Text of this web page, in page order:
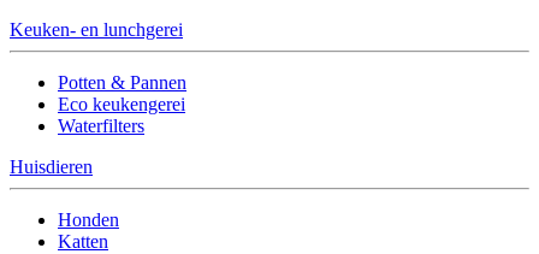
Keuken- en lunchgerei
Potten & Pannen
Eco keukengerei
Waterfilters
Huisdieren
Honden
Katten